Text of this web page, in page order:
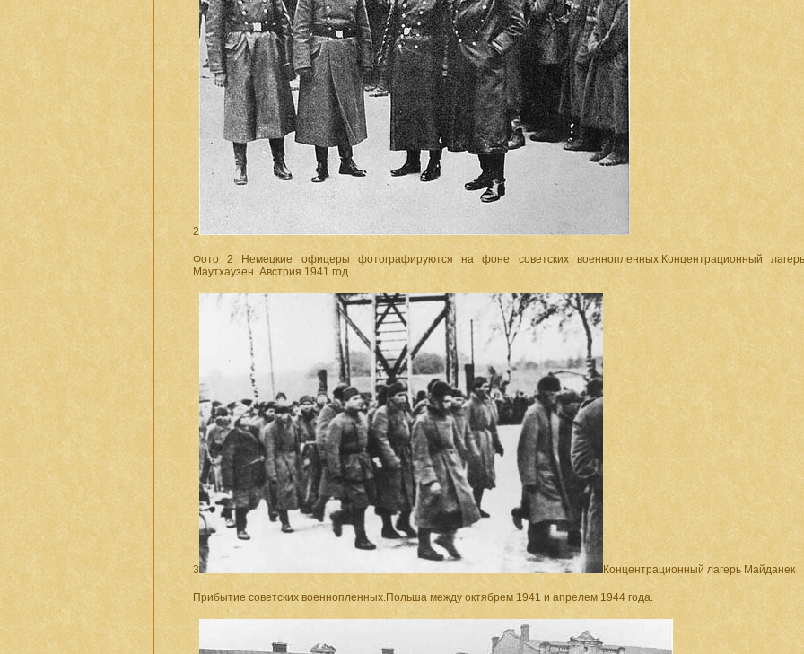
2
Фото 2 Немецкие офицеры фотографируются на фоне советских военнопленных.Концентрационный лагерь
Маутхаузен. Австрия 1941 год.
3 Концентрационный лагерь Майданек
Прибытие советских военнопленных.Польша между октябрем 1941 и апрелем 1944 года.